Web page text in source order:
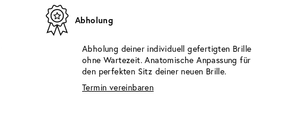
Abholung
Abholung deiner individuell gefertigten Brille
ohne Wartezeit. Anatomische Anpassung für
den perfekten Sitz deiner neuen Brille.
Termin vereinbaren